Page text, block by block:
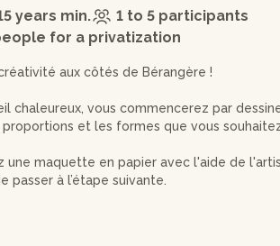
years min.
1 to 5 participants
for a privatization
aux côtés de Bérangère !
chaleureux, vous commencerez par
et les formes que vous
une maquette en papier avec l'aide de
passer à l’étape suivante.